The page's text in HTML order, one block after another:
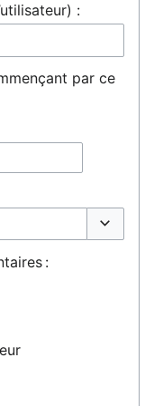
:
par ce
: